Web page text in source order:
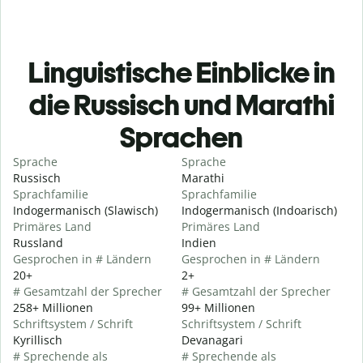
Linguistische Einblicke in
die Russisch und Marathi
Sprachen
Sprache
Russisch
Sprachfamilie
Indogermanisch (Slawisch)
Primäres Land
Russland
Gesprochen in # Ländern
20+
# Gesamtzahl der Sprecher
258+ Millionen
Schriftsystem / Schrift
Kyrillisch
# Sprechende als
Sprache
Marathi
Sprachfamilie
Indogermanisch (Indoarisch)
Primäres Land
Indien
Gesprochen in # Ländern
2+
# Gesamtzahl der Sprecher
99+ Millionen
Schriftsystem / Schrift
Devanagari
# Sprechende als